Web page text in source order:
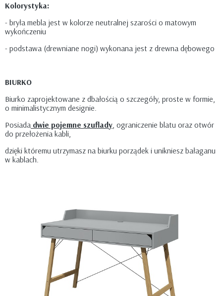
Kolorystyka:
- bryła mebla jest w kolorze neutralnej szarości o matowym
wykończeniu
- podstawa (drewniane nogi) wykonana jest z drewna dębowego
BIURKO
Biurko zaprojektowane z dbałością o szczegóły, proste w formie,
o minimalistycznym designie.
Posiada dwie pojemne szuflady, ograniczenie blatu oraz otwór
do przełożenia kabli,
dzięki któremu utrzymasz na biurku porządek i unikniesz bałaganu
w kablach.